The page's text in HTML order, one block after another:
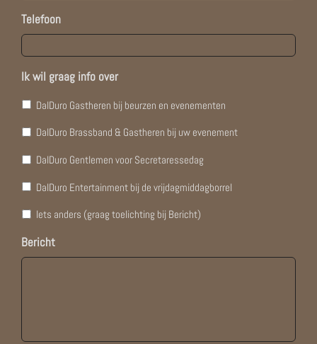
Telefoon
Ik wil graag info over
DalDuro Gastheren bij beurzen en evenementen
DalDuro Brassband & Gastheren bij uw evenement
DalDuro Gentlemen voor Secretaressedag
DalDuro Entertainment bij de vrijdagmiddagborrel
Iets anders (graag toelichting bij Bericht)
Bericht